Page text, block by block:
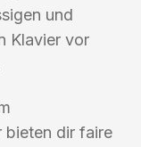
und
Klavier vor
bieten dir faire